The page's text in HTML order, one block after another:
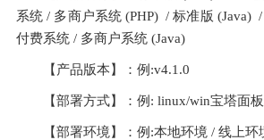
系统 / 多商户系统 (PHP)  / 标准版 (Java)
付费系统 / 多商户系统 (Java)
【产品版本】：例:v4.1.0
【部署方式】：例: linux/win宝塔面
【部署环境】：例:本地环境 / 线上环